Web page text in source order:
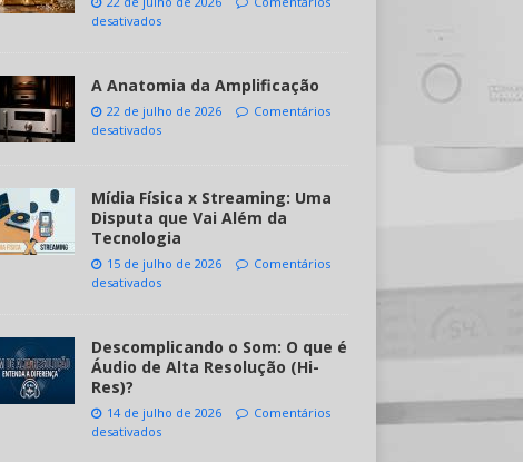
desativados
A Anatomia da Amplificação
22 de julho de 2026
Comentários
desativados
Mídia Física x Streaming: Uma
Disputa que Vai Além da
Tecnologia
15 de julho de 2026
Comentários
desativados
Descomplicando o Som: O que é
Áudio de Alta Resolução (Hi-
Res)?
14 de julho de 2026
Comentários
desativados